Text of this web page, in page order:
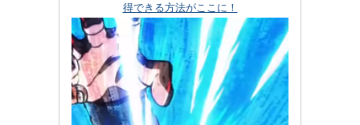
得できる方法がここに！